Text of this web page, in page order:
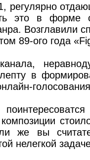
регулярно
это в форме
Возглавили
89-ого года
в
же вы
нелегкой